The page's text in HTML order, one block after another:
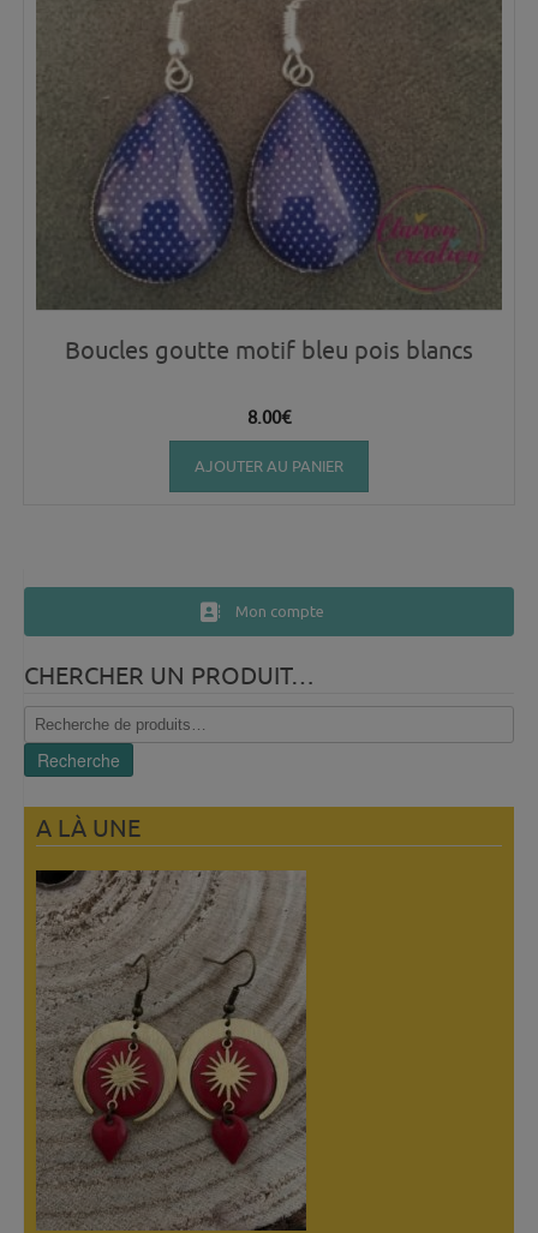
Boucles goutte motif bleu pois blancs
8.00€
AJOUTER AU PANIER
Mon compte
CHERCHER UN PRODUIT…
Recherche
pour :
Recherche
A LÀ UNE